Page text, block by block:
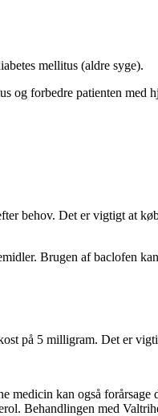
mellitus (aldre syge).
og forbedre patienten med
behov. Det er vigtigt at
Brugen af baclofen
på 5 milligram. Det er
kan også
Behandlingen med